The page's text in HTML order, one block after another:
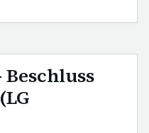
Beschluss